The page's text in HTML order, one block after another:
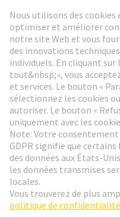
Aller à l'inscription
Social Media
Suisse Français